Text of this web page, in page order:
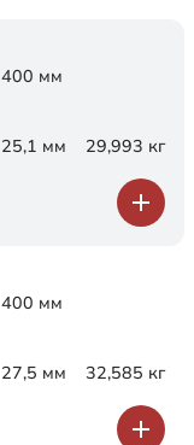
400 мм
25,1 мм 29,993 кг
400 мм
27,5 мм 32,585 кг